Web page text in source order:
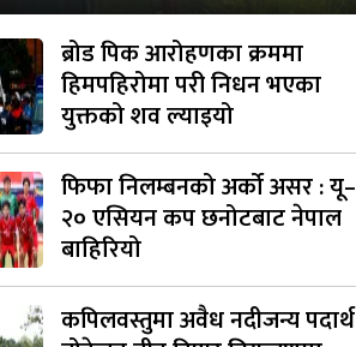
ब्रोड पिक आरोहणका क्रममा
हिमपहिरोमा परी निधन भएका
युक्तको शव ल्याइयो
फिफा निलम्बनको अर्को असर : यू–
२० एसियन कप छनोटबाट नेपाल
बाहिरियो
कपिलवस्तुमा अवैध नदीजन्य पदार्थ